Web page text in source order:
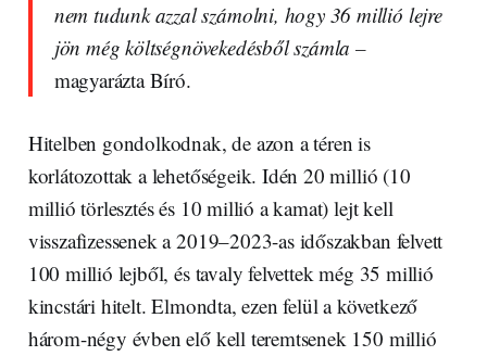
nem tudunk azzal számolni, hogy 36 millió lejre
jön még költségnövekedésből számla –
magyarázta Bíró.
Hitelben gondolkodnak, de azon a téren is
korlátozottak a lehetőségeik. Idén 20 millió (10
millió törlesztés és 10 millió a kamat) lejt kell
visszafizessenek a 2019–2023-as időszakban felvett
100 millió lejből, és tavaly felvettek még 35 millió
kincstári hitelt. Elmondta, ezen felül a következő
három-négy évben elő kell teremtsenek 150 millió